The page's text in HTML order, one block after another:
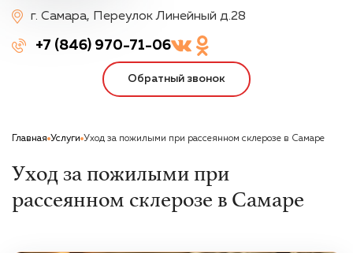
г. Самара, Переулок Линейный д.28
+7 (846) 970-71-06
Обратный звонок
Главная Услуги Уход за пожилыми при рассеянном склерозе в Самаре
Уход за пожилыми при
рассеянном склерозе в Самаре